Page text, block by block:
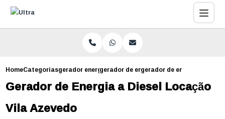
HomeCategoriasgerador energiagerador de energia finita
gerador de energia a
Gerador de Energia a Diesel Locação
Vila Azevedo